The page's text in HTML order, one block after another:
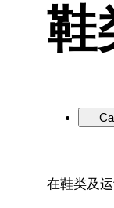
鞋
在鞋类及